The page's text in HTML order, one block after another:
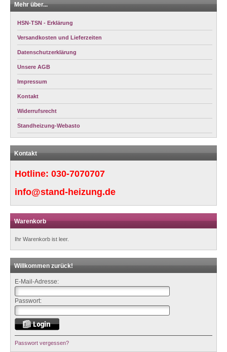
Mehr über...
HSN-TSN - Erklärung
Versandkosten und Lieferzeiten
Datenschutzerklärung
Unsere AGB
Impressum
Kontakt
Widerrufsrecht
Standheizung-Webasto
Kontakt
Hotline: 030-7070707
info@stand-heizung.de
Warenkorb
Ihr Warenkorb ist leer.
Willkommen zurück!
E-Mail-Adresse:
Passwort:
Passwort vergessen?